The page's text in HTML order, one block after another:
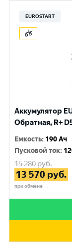
EUROSTART
Аккумулятор
Обратная, R+
Емкость: 190 Ач
Пусковой ток:
15 280руб.
13 570 руб.
при обмене